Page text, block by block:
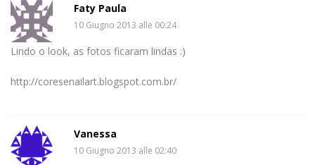
Faty Paula
10 Giugno 2013 alle 00:24
Lindo o look, as fotos ficaram lindas :)
http://coresenailart.blogspot.com.br/
Vanessa
10 Giugno 2013 alle 02:40